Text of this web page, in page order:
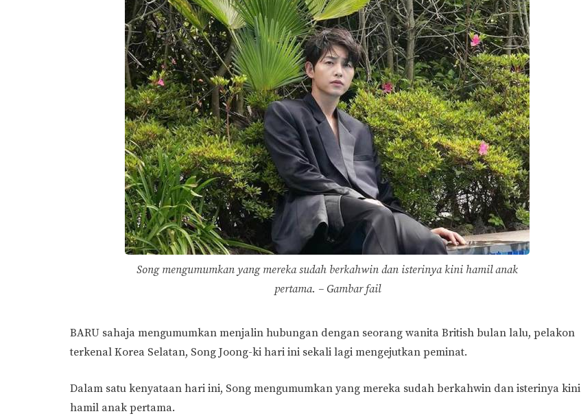
Song mengumumkan yang mereka sudah berkahwin dan isterinya kini hamil anak
pertama. – Gambar fail
BARU sahaja mengumumkan menjalin hubungan dengan seorang wanita British bulan lalu, pelakon
terkenal Korea Selatan, Song Joong-ki hari ini sekali lagi mengejutkan peminat.
Dalam satu kenyataan hari ini, Song mengumumkan yang mereka sudah berkahwin dan isterinya kini
hamil anak pertama.